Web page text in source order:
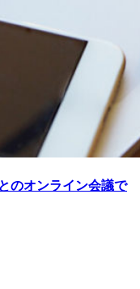
のオンライン会議で